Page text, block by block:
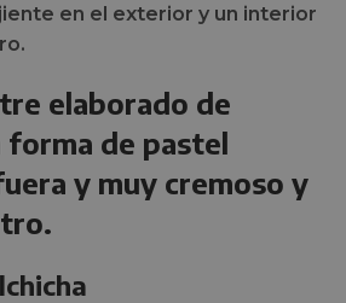
en el exterior y un interior